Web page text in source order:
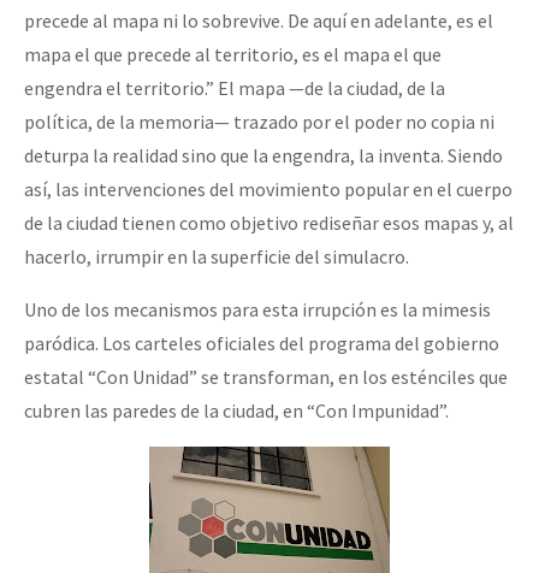
precede al mapa ni lo sobrevive. De aquí en adelante, es el
mapa el que precede al territorio, es el mapa el que
engendra el territorio.” El mapa —de la ciudad, de la
política, de la memoria— trazado por el poder no copia ni
deturpa la realidad sino que la engendra, la inventa. Siendo
así, las intervenciones del movimiento popular en el cuerpo
de la ciudad tienen como objetivo rediseñar esos mapas y, al
hacerlo, irrumpir en la superficie del simulacro.
Uno de los mecanismos para esta irrupción es la mimesis
paródica. Los carteles oficiales del programa del gobierno
estatal “Con Unidad” se transforman, en los esténciles que
cubren las paredes de la ciudad, en “Con Impunidad”.